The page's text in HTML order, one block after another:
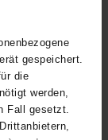
gespeichert.
die
werden,
Fall gesetzt.
mit rund 570
Linings-
Produktionen
die